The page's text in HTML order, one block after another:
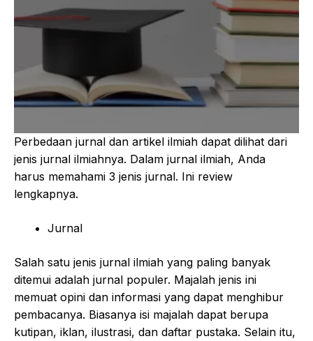
Perbedaan jurnal dan artikel ilmiah dapat dilihat dari
jenis jurnal ilmiahnya. Dalam jurnal ilmiah, Anda
harus memahami 3 jenis jurnal. Ini review
lengkapnya.
Jurnal
Salah satu jenis jurnal ilmiah yang paling banyak
ditemui adalah jurnal populer. Majalah jenis ini
memuat opini dan informasi yang dapat menghibur
pembacanya. Biasanya isi majalah dapat berupa
kutipan, iklan, ilustrasi, dan daftar pustaka. Selain itu,